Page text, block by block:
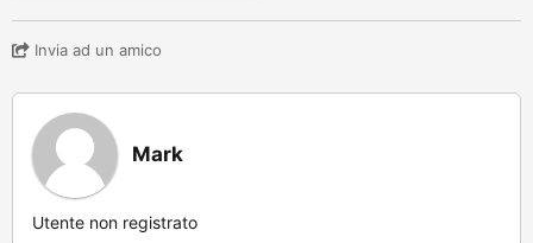
Invia ad un amico
Mark
Utente non registrato